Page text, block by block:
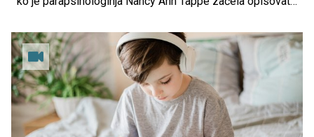
obdobja človeštva. Gre za otroke, ki naj bi bili zaradi
svojih značilnosti drugačni od preteklih generacij.
Imenujemo jih tudi mavrični ali kristalni otroci.